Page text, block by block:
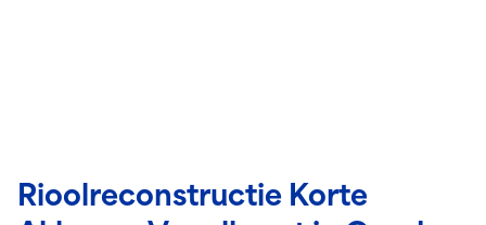
Rioolreconstructie Korte